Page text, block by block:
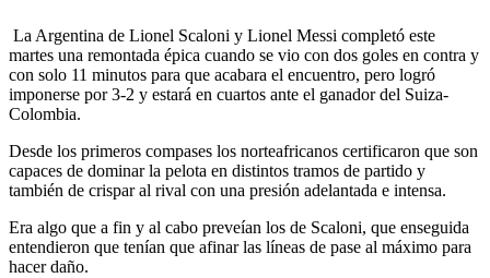
La Argentina de Lionel Scaloni y Lionel Messi completó este
martes una remontada épica cuando se vio con dos goles en contra y
con solo 11 minutos para que acabara el encuentro, pero logró
imponerse por 3-2 y estará en cuartos ante el ganador del Suiza-
Colombia.
Desde los primeros compases los norteafricanos certificaron que son
capaces de dominar la pelota en distintos tramos de partido y
también de crispar al rival con una presión adelantada e intensa.
Era algo que a fin y al cabo preveían los de Scaloni, que enseguida
entendieron que tenían que afinar las líneas de pase al máximo para
hacer daño.